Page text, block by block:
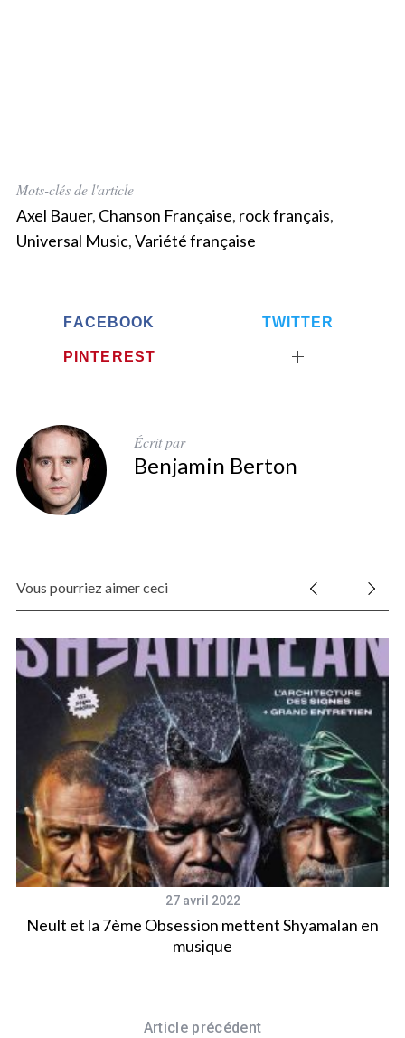
Mots-clés de l'article
Axel Bauer, Chanson Française, rock français,
Universal Music,Variété française
FACEBOOK TWITTER
PINTEREST
Écrit par
Benjamin Berton
Vous pourriez aimer ceci
27 avril 2022
Neult et la 7ème Obsession mettent Shyamalan en
musique
Article précédent
e
a
r
o
r